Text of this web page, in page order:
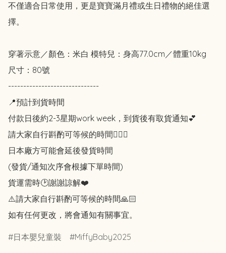
不僅適合日常使用，更是寶寶滿月禮或生日禮物的絕佳選
擇。
穿著示意／顏色：米白 模特兒：身高77.0cm／體重10kg
尺寸：80號
------------------------------
📍預計到貨時間
付款日後約2-3星期work week，到貨後有取貨通知💕
請大家自行斟酌可等候的時間🙇🏻‍♀️
日本廠方可能會延後發貨時間
(發貨/通知次序會根據下單時間)
貨運需時🕑謝謝諒解❤️
⚠️請大家自行斟酌可等候的時間🙏🏻
如有任何更改，將會通知有關事宜。
日本嬰兒童裝 MiffyBaby2025